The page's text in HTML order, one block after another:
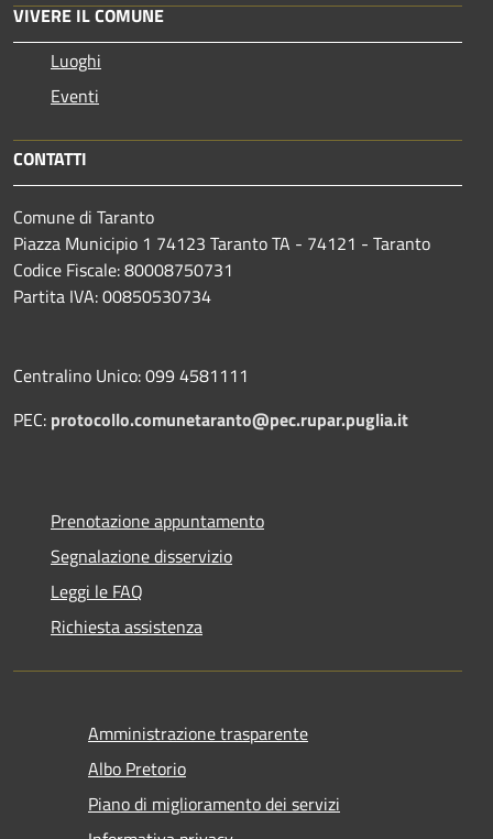
VIVERE IL COMUNE
Luoghi
Eventi
CONTATTI
Comune di Taranto
Piazza Municipio 1 74123 Taranto TA - 74121 - Taranto
Codice Fiscale: 80008750731
Partita IVA: 00850530734
Centralino Unico: 099 4581111
PEC: protocollo.comunetaranto@pec.rupar.puglia.it
Prenotazione appuntamento
Segnalazione disservizio
Leggi le FAQ
Richiesta assistenza
Amministrazione trasparente
Albo Pretorio
Piano di miglioramento dei servizi